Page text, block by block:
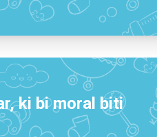
ki bi moral biti